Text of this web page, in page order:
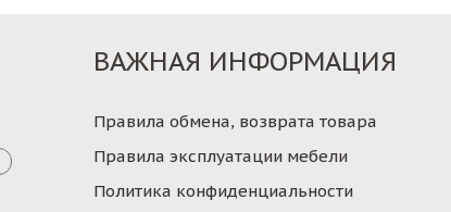
ВАЖНАЯ ИНФОРМАЦИЯ
Правила обмена, возврата товара
Правила эксплуатации мебели
Политика конфиденциальности